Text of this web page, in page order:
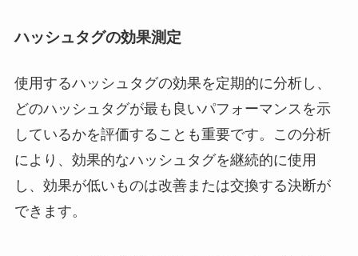
ハッシュタグの効果測定
使用するハッシュタグの効果を定期的に分析し、
どのハッシュタグが最も良いパフォーマンスを示
しているかを評価することも重要です。この分析
により、効果的なハッシュタグを継続的に使用
し、効果が低いものは改善または交換する決断が
できます。